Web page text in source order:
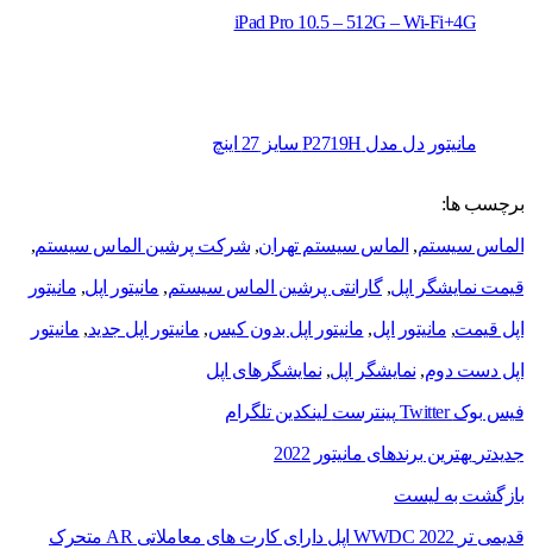
iPad Pro 10.5 – 512G – Wi-Fi+4G
مانیتور دل مدل P2719H سایز 27 اینچ
برچسب ها:
الماس سیستم, الماس سیستم تهران, شرکت پرشین الماس سیستم,
قیمت نمایشگر اپل,گارانتی پرشین الماس سیستم, مانيتور اپل, مانيتور
اپل قيمت, مانیتور اپل, مانیتور اپل بدون کیس, مانیتور اپل جدید, مانیتور
اپل دست دوم, نمایشگر اپل, نمایشگرهای اپل
فیس بوک Twitter پینترست لینکدین تلگرام
جدیدتر بهترین برندهای مانیتور 2022
بازگشت به لیست
قدیمی تر WWDC 2022 اپل دارای کارت های معاملاتی AR متحرک